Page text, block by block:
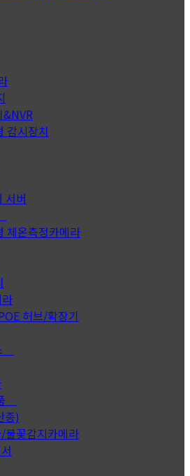
&NVR
감시장치
버
체온측정카메라
허브/확장기
종)
불꽃감지카메라